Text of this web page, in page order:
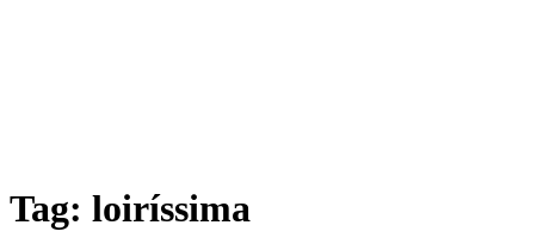
Tag: loiríssima